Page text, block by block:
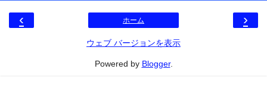
‹ ›
ホーム
ウェブ バージョンを表示
Powered by Blogger.